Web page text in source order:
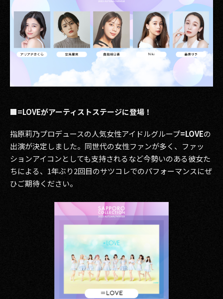
■=LOVEがアーティストステージに登場！
指原莉乃プロデュースの人気女性アイドルグループ=LOVEの
出演が決定しました。同世代の女性ファンが多く、ファッ
ションアイコンとしても支持されるなど今勢いのある彼女た
ちによる、1年ぶり2回目のサツコレでのパフォーマンスにぜ
ひご期待ください。